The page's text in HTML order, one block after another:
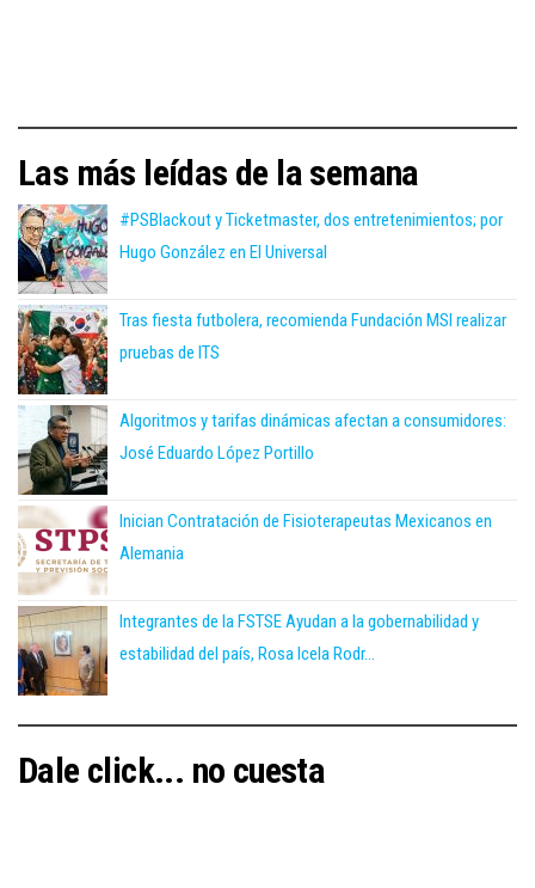
Las más leídas de la semana
#PSBlackout y Ticketmaster, dos entretenimientos; por
Hugo González en El Universal
Tras fiesta futbolera, recomienda Fundación MSI realizar
pruebas de ITS
Algoritmos y tarifas dinámicas afectan a consumidores:
José Eduardo López Portillo
Inician Contratación de Fisioterapeutas Mexicanos en
Alemania
Integrantes de la FSTSE Ayudan a la gobernabilidad y
estabilidad del país, Rosa Icela Rodr...
Dale click... no cuesta